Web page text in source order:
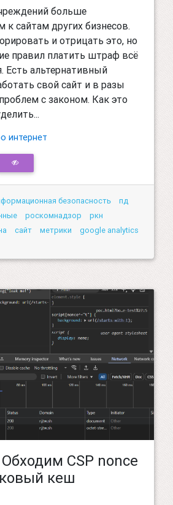
больше
к сайтам других бизнесов.
и отрицать это, но
правил платить штраф всё
Есть альтернативный
свой сайт и в разы
с законом. Как это
интернет
безопасность
пд
роскомнадзор
ркн
сайт метрики
google analytics
CSP nonce
кеш